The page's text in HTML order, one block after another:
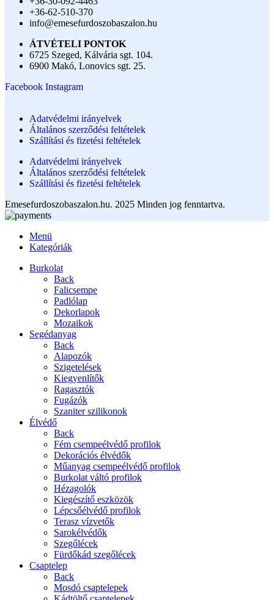
+36-62-510-370
info@emesefurdoszobaszalon.hu
ÁTVÉTELI PONTOK
6725 Szeged, Kálvária sgt. 104.​
6900 Makó, Lonovics sgt. 25.
Facebook Instagram
Adatvédelmi irányelvek
Általános szerződési feltételek
Szállítási és fizetési feltételek
Adatvédelmi irányelvek
Általános szerződési feltételek
Szállítási és fizetési feltételek
Emesefurdoszobaszalon.hu. 2025 Minden jog fenntartva.
Menü
Kategóriák
Burkolat
Back
Falicsempe
Padlólap
Dekorlapok
Mozaikok
Segédanyag
Back
Alapozók
Szigetelések
Kiegyenlítők
Ragasztók
Fugázók
Szaniter szilikonok
Élvédő
Back
Fém csempeélvédő profilok
Dekorációs élvédők
Műanyag csempeélvédő profilok
Burkolat váltó profilok
Hézagolók
Kiegészítő eszközök
Lépcsőélvédő profilok
Terasz vízvetők
Sarokélvédők
Szegőlécek
Fürdőkád szegőlécek
Csaptelep
Back
Mosdó csaptelepek